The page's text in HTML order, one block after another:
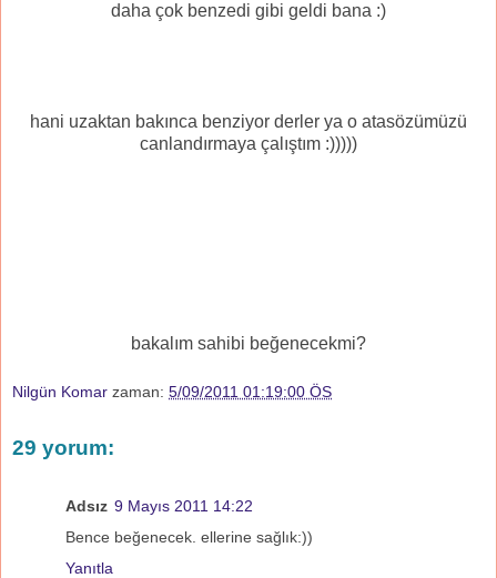
daha çok benzedi gibi geldi bana :)
hani uzaktan bakınca benziyor derler ya o atasözümüzü
canlandırmaya çalıştım :)))))
bakalım sahibi beğenecekmi?
Nilgün Komar zaman: 5/09/2011 01:19:00 ÖS
29 yorum:
Adsız 9 Mayıs 2011 14:22
Bence beğenecek. ellerine sağlık:))
Yanıtla